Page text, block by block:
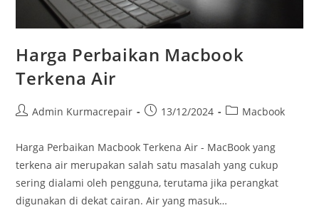
Harga Perbaikan Macbook
Terkena Air
Admin Kurmacrepair 13/12/2024 Macbook
Harga Perbaikan Macbook Terkena Air - MacBook yang
terkena air merupakan salah satu masalah yang cukup
sering dialami oleh pengguna, terutama jika perangkat
digunakan di dekat cairan. Air yang masuk…